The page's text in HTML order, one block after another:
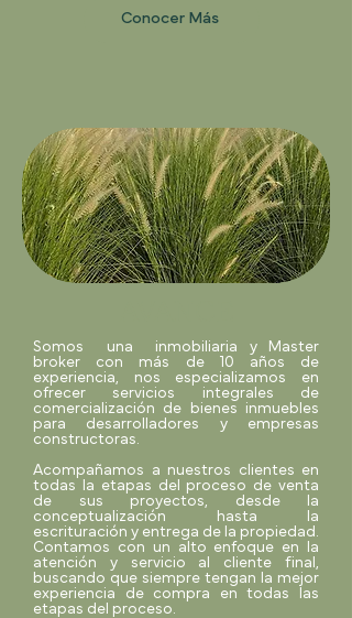
Conocer Más
Somos una inmobiliaria y Master
broker con más de 10 años de
experiencia, nos especializamos en
ofrecer servicios integrales de
comercialización de bienes inmuebles
para desarrolladores y empresas
constructoras.
Acompañamos a nuestros clientes en
todas la etapas del proceso de venta
de sus proyectos, desde la
conceptualización hasta la
escrituración y entrega de la propiedad.
Contamos con un alto enfoque en la
atención y servicio al cliente final,
buscando que siempre tengan la mejor
experiencia de compra en todas las
etapas del proceso.